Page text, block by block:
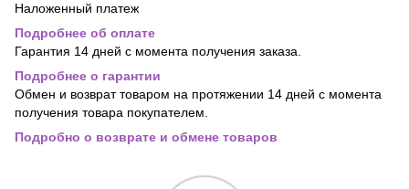
Наложенный платеж
Подробнее об оплате
Гарантия 14 дней с момента получения заказа.
Подробнее о гарантии
Обмен и возврат товаром на протяжении 14 дней с момента
получения товара покупателем.
Подробно о возврате и обмене товаров